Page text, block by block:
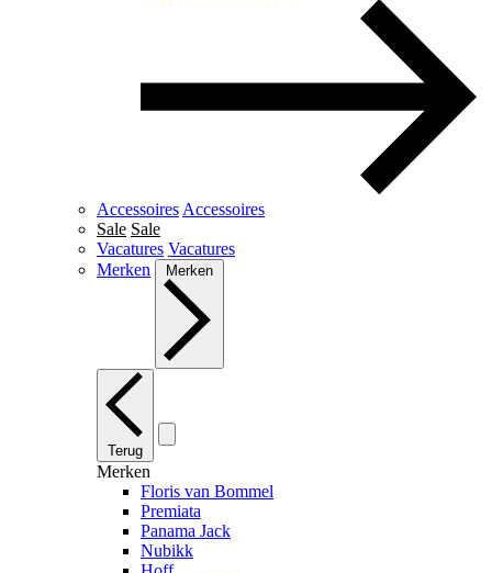
Accessoires Accessoires
Sale Sale
Vacatures Vacatures
Merken
Merken
Terug
Merken
Floris van Bommel
Premiata
Panama Jack
Nubikk